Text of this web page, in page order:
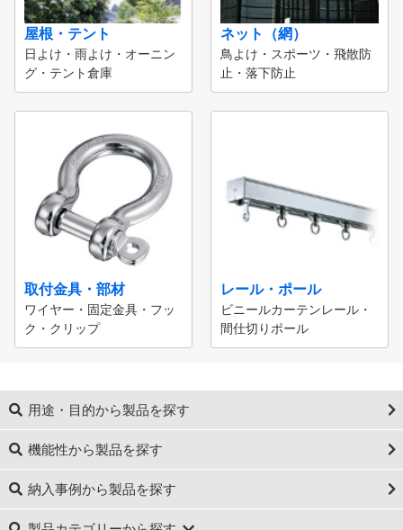
屋根・テント
日よけ・雨よけ・オーニン
グ・テント倉庫
ネット（網）
鳥よけ・スポーツ・飛散防
止・落下防止
取付金具・部材
ワイヤー・固定金具・フッ
ク・クリップ
レール・ポール
ビニールカーテンレール・
間仕切りポール
用途・目的から製品を探す
機能性から製品を探す
納入事例から製品を探す